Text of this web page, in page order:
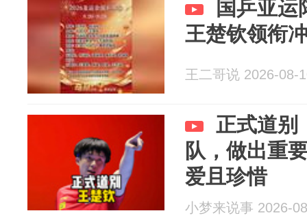
国乒亚运
王楚钦领衔
王二哥说 2026-08-
正式道别
队，做出重
爱且珍惜
小梦来说事 2026-